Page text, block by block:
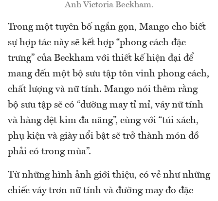
Anh Victoria Beckham.
Trong một tuyên bố ngắn gọn, Mango cho biết
sự hợp tác này sẽ kết hợp “phong cách đặc
trưng” của Beckham với thiết kế hiện đại để
mang đến một bộ sưu tập tôn vinh phong cách,
chất lượng và nữ tính. Mango nói thêm rằng
bộ sưu tập sẽ có “đường may tỉ mỉ, váy nữ tính
và hàng dệt kim đa năng”, cùng với “túi xách,
phụ kiện và giày nổi bật sẽ trở thành món đồ
phải có trong mùa”.
Từ những hình ảnh giới thiệu, có vẻ như những
chiếc váy trơn nữ tính và đường may đo đặc